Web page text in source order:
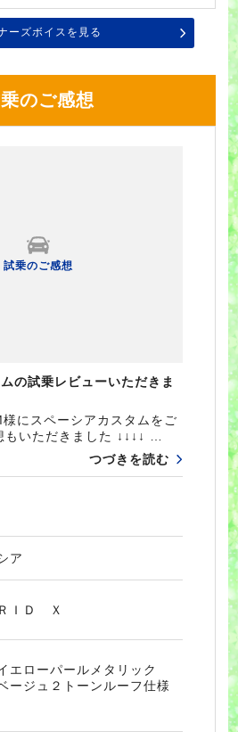
ーズボイスを見る
のご感想
試乗のご感想
の試乗レビューいただきま
にスペーシアカスタムをご
いただきました ↓↓↓↓ …
つづきを読む
ア
ＩＤ Ｘ
エローパールメタリック
ージュ２トーンルーフ仕様